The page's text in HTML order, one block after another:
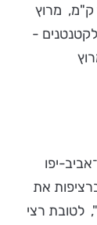
שבוטל בגלל החום, חצי מרתון (21 ק"מ), 10 ק"מ, מרוץ
לקטנטנים -
מטר), מרוץ
יפו
את
תוכנית האימונים הקבוצתית "GET READY", לטובת רצי